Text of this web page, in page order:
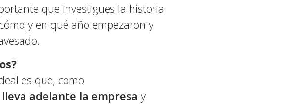
que investigues la historia
y en qué año empezaron y
es que, como
adelante la empresa y